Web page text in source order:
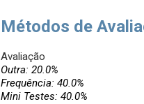
Métodos de
Avaliação
Outra: 20.0%
Frequência: 40.0%
Mini Testes: 40.0%